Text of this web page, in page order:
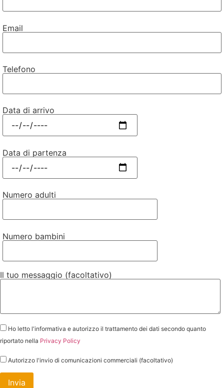
Email
Telefono
Data di arrivo
Data di partenza
Numero adulti
Numero bambini
Il tuo messaggio (facoltativo)
Ho letto l'informativa e autorizzo il trattamento dei dati secondo quanto
riportato nella Privacy Policy
Autorizzo l'invio di comunicazioni commerciali (facoltativo)